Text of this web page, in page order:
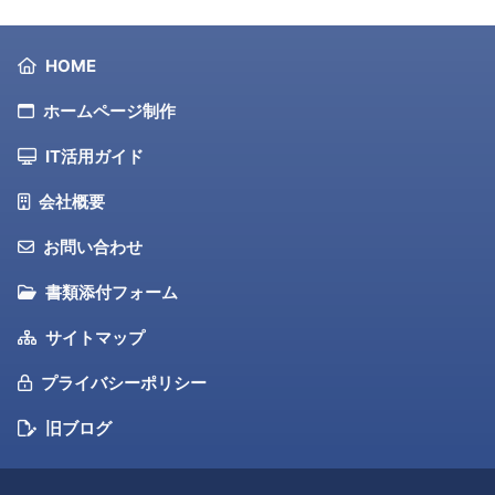
HOME
ホームページ制作
IT活用ガイド
会社概要
お問い合わせ
書類添付フォーム
サイトマップ
プライバシーポリシー
旧ブログ